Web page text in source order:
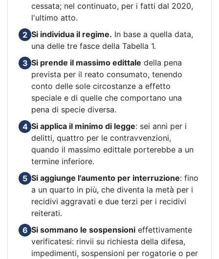
cessata; nel continuato, per i fatti dal 2020,
l'ultimo atto.
2 Si individua il regime. In base a quella data,
una delle tre fasce della Tabella 1.
3 Si prende il massimo edittale della pena
prevista per il reato consumato, tenendo
conto delle sole circostanze a effetto
speciale e di quelle che comportano una
pena di specie diversa.
4 Si applica il minimo di legge: sei anni per i
delitti, quattro per le contravvenzioni,
quando il massimo edittale porterebbe a un
termine inferiore.
5 Si aggiunge l'aumento per interruzione: fino
a un quarto in più, che diventa la metà per i
recidivi aggravati e due terzi per i recidivi
reiterati.
6 Si sommano le sospensioni effettivamente
verificatesi: rinvii su richiesta della difesa,
impedimenti, sospensioni per rogatorie o per